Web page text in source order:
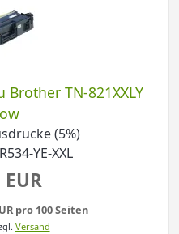
TN-821XXLY
(5%)
YE-XXL
pro 100 Seiten
Versand